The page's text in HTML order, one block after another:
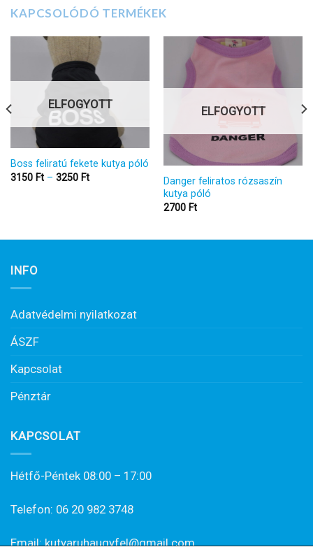
KAPCSOLÓDÓ TERMÉKEK
ELFOGYOTT
Boss feliratú fekete kutya póló
3150 Ft – 3250 FtÁrtartomány:
ELFOGYOTT
Danger feliratos rózsaszín
kutya póló
2700 Ft
INFO
Adatvédelmi nyilatkozat
ÁSZF
Kapcsolat
Pénztár
KAPCSOLAT
Hétfő-Péntek 08:00 – 17:00
Telefon: 06 20 982 3748
Email: kutyaruhaugyfel@gmail.com